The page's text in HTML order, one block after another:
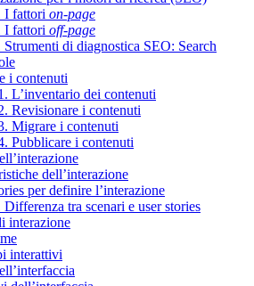
I fattori on-page
I fattori off-page
Strumenti di diagnostica SEO: Search
i contenuti
L’inventario dei contenuti
Revisionare i contenuti
Migrare i contenuti
Pubblicare i contenuti
dell’interazione
per definire l’interazione
Differenza tra scenari e user stories
interazione
interattivi